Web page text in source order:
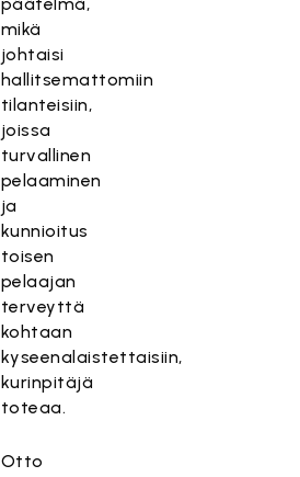
mikä
johtaisi
hallitsemattomiin
tilanteisiin,
joissa
turvallinen
pelaaminen
ja
kunnioitus
toisen
pelaajan
terveyttä
kohtaan
kyseenalaistettaisiin,
kurinpitäjä
toteaa.
Otto